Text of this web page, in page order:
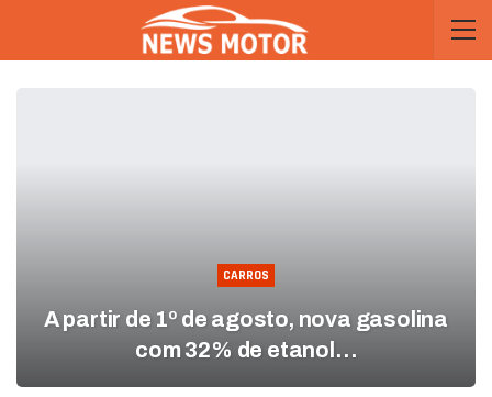
CARROS
A partir de 1º de agosto, nova gasolina
com 32% de etanol…